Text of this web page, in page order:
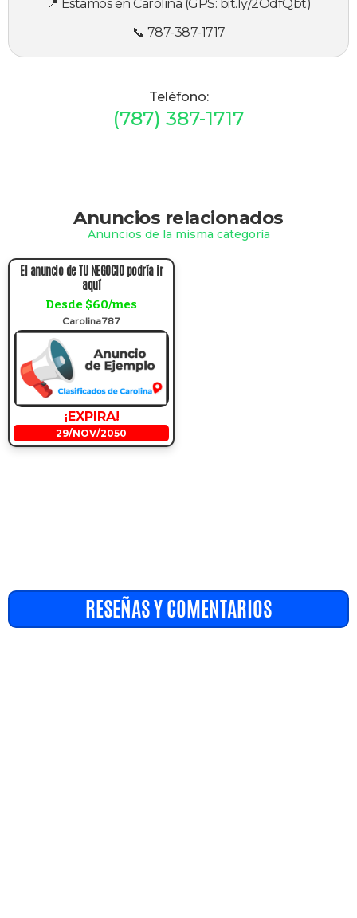
📍 Estamos en Carolina (GPS: bit.ly/2OdfQbt)
📞 787-387-1717
Teléfono:
(787) 387-1717
Anuncios relacionados
Anuncios de la misma categoría
El anuncio de TU NEGOCIO podría ir
aquí
Desde $60/mes
Carolina787
¡EXPIRA!
29/NOV/2050
RESEÑAS Y COMENTARIOS